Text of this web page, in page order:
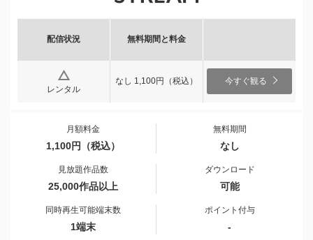
配信状況 無料期間と料金
レンタル
なし 1,100円（税込） 今すぐ観る
月額料金
1,100円（税込）
無料期間
なし
見放題作品数
25,000作品以上
ダウンロード
可能
同時再生可能端末数
1端末
ポイント付与
-